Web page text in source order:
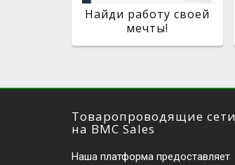
Найди работу своей
мечты!
Товаропроводящие сети
на BMC Sales
Наша платформа предоставляет